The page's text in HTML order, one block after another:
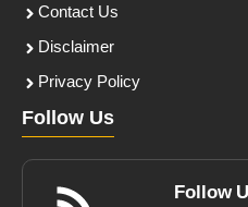
Contact Us
Disclaimer
Privacy Policy
Follow Us
Follow